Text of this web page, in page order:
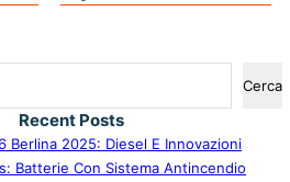
Cerca
Recent Posts
Berlina 2025: Diesel E Innovazioni
Batterie Con Sistema Antincendio